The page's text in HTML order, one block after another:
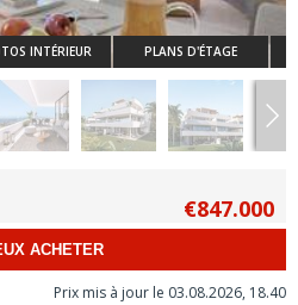
INTÉRIEUR PLANS D'ÉTAGE
€847.000
ACHETER
Prix mis à jour le 03.08.2026, 18.40